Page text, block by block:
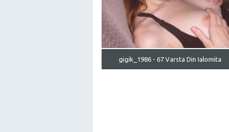
gigik_1986 - 67 Varsta Din Ialomita